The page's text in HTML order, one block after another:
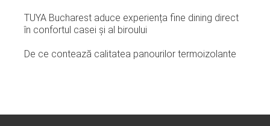
TUYA Bucharest aduce experiența fine dining direct
în confortul casei și al biroului
De ce contează calitatea panourilor termoizolante